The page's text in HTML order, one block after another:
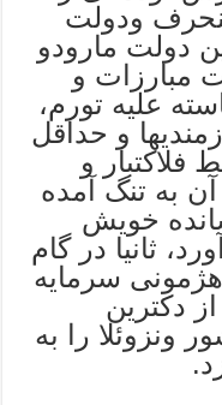
ودولت
دولت مارودو
مبارزات و
علیه تورم،
و حداقل
فلاکتبار و
به تنگ آمده
خویش
ثانیا در گام
سرمایه
از دکترین
ونزوئلا را به